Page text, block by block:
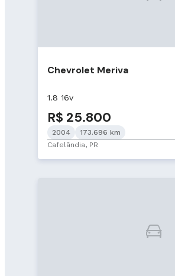
Chevrolet Meriva
1.8 16v
R$ 25.800
2004
173.696 km
Cafelândia, PR